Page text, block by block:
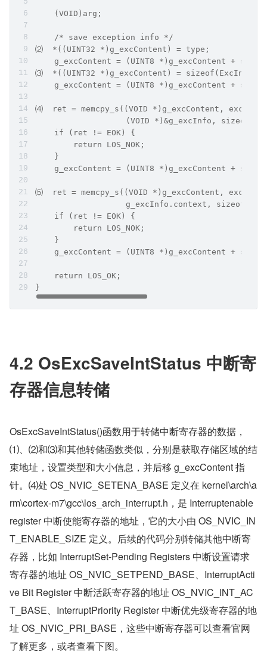
    (VOID)arg;
    /* save exception info */
⑵  *((UINT32 *)g_excContent) = type;
g_excContent = (UINT8 *)g_excContent +
⑶  *((UINT32 *)g_excContent) = sizeof(ExcInfo) +
g_excContent = (UINT8 *)g_excContent +
⑷  ret = memcpy_s((VOID *)g_excContent,
(VOID *)&g_excInfo,
    if (ret != EOK) {
        return LOS_NOK;
    }
g_excContent = (UINT8 *)g_excContent +
⑸  ret = memcpy_s((VOID *)g_excContent,
g_excInfo.context,
    if (ret != EOK) {
        return LOS_NOK;
    }
g_excContent = (UINT8 *)g_excContent +
    return LOS_OK;
}
​4.2 OsExcSaveIntStatus 中断寄
存器信息转储
OsExcSaveIntStatus()函数用于转储中断寄存器的数据，
⑴、⑵和⑶和其他转储函数类似，分别是获取存储区域的结
束地址，设置类型和大小信息，并后移 g_excContent 指
针。⑷处 OS_NVIC_SETENA_BASE 定义在 kernel\arch\a
rm\cortex-m7\gcc\los_arch_interrupt.h，是 Interruptenable
register 中断使能寄存器的地址，它的大小由 OS_NVIC_IN
T_ENABLE_SIZE 定义。后续的代码分别转储其他中断寄
存器，比如 InterruptSet-Pending Registers 中断设置请求
寄存器的地址 OS_NVIC_SETPEND_BASE、InterruptActi
ve Bit Register 中断活跃寄存器的地址 OS_NVIC_INT_AC
T_BASE、InterruptPriority Register 中断优先级寄存器的地
址 OS_NVIC_PRI_BASE，这些中断寄存器可以查看官网
了解更多，或者查看下图。